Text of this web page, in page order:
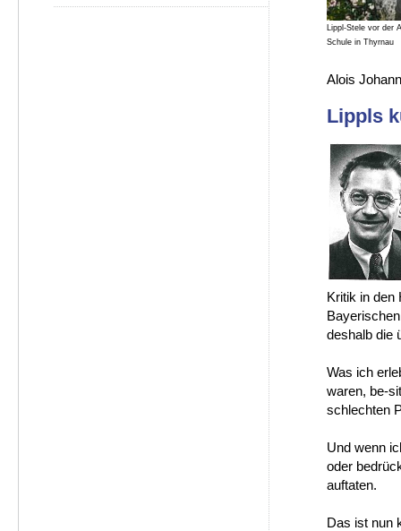
Lippl-Stele vor der
Schule in Thyrnau
Alois
Lippls
Kritik in den
deshalb die
Was ich
waren, be-
schlechten
Und wenn
oder
auftaten.
Das ist nun